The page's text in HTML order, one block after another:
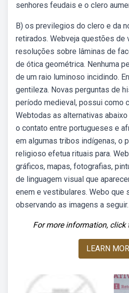
senhores feudais e o clero
B) os previlegios do clero e da
retirados. Webveja questões de
resoluções sobre lâminas de
de ótica geométrica. Nenhuma
de um raio luminoso incidindo.
gentileza. Novas perguntas de
período medieval, possui como
Webtodas as alternativas
o contato entre portugueses e
em algumas tribos indígenas, o
religioso efetua rituais para.
gráficos, mapas, fotografias,
de linguagem visual que
enem e vestibulares. Webo que
observando as imagens a seguir.
For more information, click
LEARN